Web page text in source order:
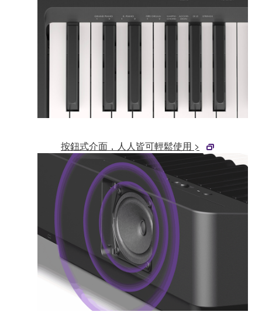
按鈕式介面，人人皆可輕鬆使用 >